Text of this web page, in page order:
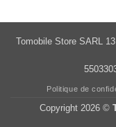
Tomobile Store SARL
Politique de
Copyright 2026 ©